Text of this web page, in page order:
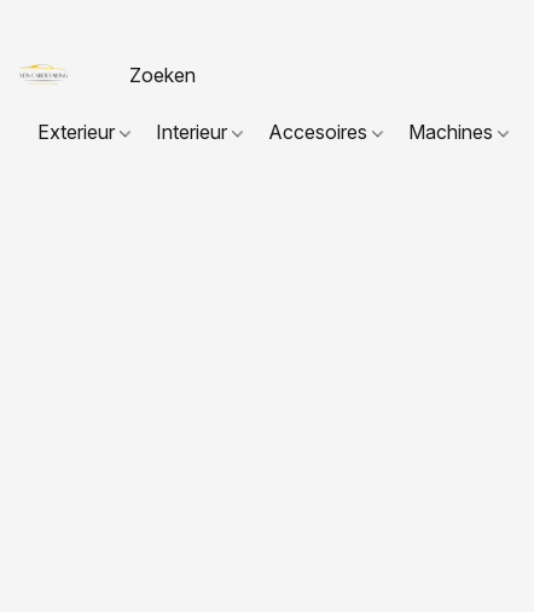
Exterieur Interieur Accesoires Machines